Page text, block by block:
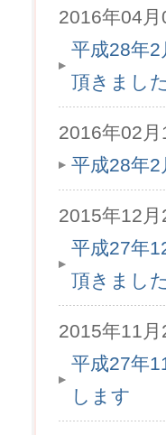
2016年04月
平成28年
頂きました
2016年02月
平成28年
2015年12月
平成27年
頂きました
2015年11月
平成27年
します